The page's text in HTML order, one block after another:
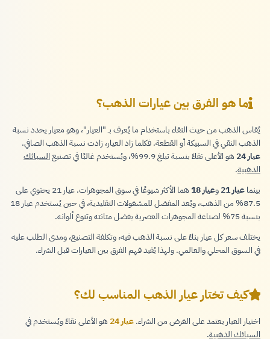
ما هو الفرق بين عيارات الذهب؟
يُقاس الذهب من حيث النقاء باستخدام ما يُعرف بـ "العيار"، وهو معيار يحدد نسبة
الذهب النقي في السبيكة أو القطعة. فكلما زاد العيار، زادت نسبة الذهب الصافي.
عيار 24
هو الأعلى نقاءً بنسبة تبلغ 99.9%، ويُستخدم غالبًا في تصنيع
السبائك
الذهبية.
بينماعيار 21 وعيار 18
هما الأكثر شيوعًا في سوق المجوهرات. عيار 21 يحتوي على
87.5% من الذهب، ويُعد المفضل للمشغولات التقليدية، في حين يُستخدم عيار 18
بنسبة 75% لصناعة المجوهرات العصرية بفضل متانته وتنوع ألوانه.
يختلف سعر كل عيار بناءً على نسبة الذهب فيه، وتكلفة التصنيع، ومدى الطلب عليه
في السوق المحلي والعالمي. ولهذا يُفيد فهم الفرق بين العيارات قبل الشراء.
كيف تختار عيار الذهب المناسب لك؟
اختيار العيار يعتمد على الغرض من الشراء.عيار 24
هو الأعلى نقاءً ويُستخدم في
السبائك الذهبية.